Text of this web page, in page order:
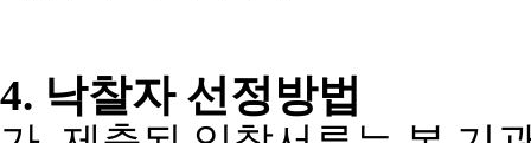
4. 낙찰자 선정방법